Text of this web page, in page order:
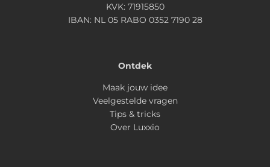
KVK: 71915850
IBAN: NL 05 RABO 0352 7190 28
Ontdek
Maak jouw idee
Veelgestelde vragen
Tips & tricks
Over Luxxio